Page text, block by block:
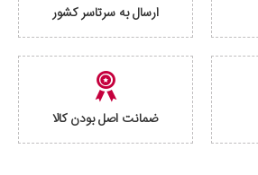
ارسال به سرتاسر کشور
ضمانت اصل بودن کالا